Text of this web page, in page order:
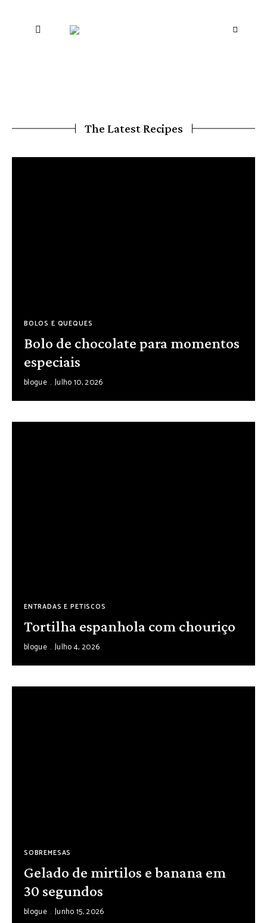
The Latest Recipes
BOLOS E QUEQUES
Bolo de chocolate para momentos
especiais
blogue Julho 10, 2026
ENTRADAS E PETISCOS
Tortilha espanhola com chouriço
blogue Julho 4, 2026
SOBREMESAS
Gelado de mirtilos e banana em
30 segundos
blogue Junho 15, 2026